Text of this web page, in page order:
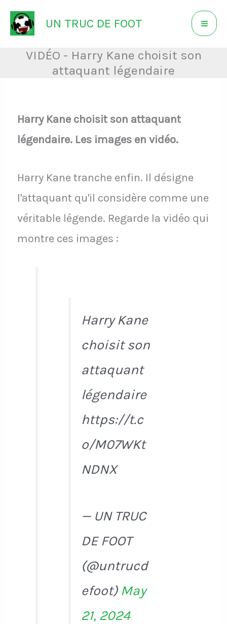
Aller
au
contenu
UN TRUC DE FOOT
VIDÉO - Harry Kane choisit son
attaquant légendaire
Harry Kane choisit son attaquant
légendaire. Les images en vidéo.
Harry Kane tranche enfin. Il désigne
l'attaquant qu'il considère comme une
véritable légende. Regarde la vidéo qui
montre ces images :
Harry Kane
choisit son
attaquant
légendaire
https://t.c
o/M07WKt
NDNX
— UN TRUC
DE FOOT
(@untrucd
efoot) May
21, 2024